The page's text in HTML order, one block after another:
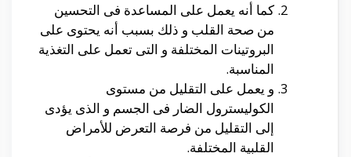
كما أنه يعمل على المساعدة فى التحسين
من صحة القلب و ذلك بسبب أنه يحتوى على
البروتينات المختلفة و التى تعمل على التغذية
المناسبة.
و يعمل على التقليل من مستوى
الكوليسترول الضار فى الجسم و الذى يؤدى
إلى التقليل من فرصة التعرض للأمراض
القلبية المختلفة.